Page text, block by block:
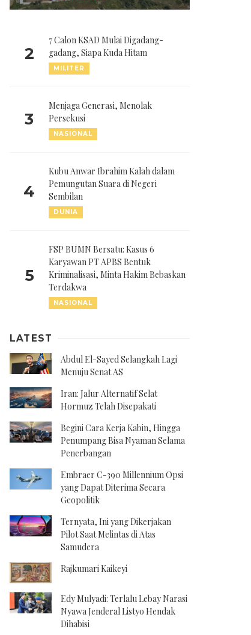
2
7 Calon KSAD Mulai Digadang-
gadang, Siapa Kuda Hitam
MILITER
3
Menjaga Generasi, Menolak
Persekusi
NASIONAL
4
Kubu Anwar Ibrahim Kalah dalam
Pemungutan Suara di Negeri
Sembilan
DUNIA
5
FSP BUMN Bersatu: Kasus 6
Karyawan PT APBS Bentuk
Kriminalisasi, Minta Hakim Bebaskan
Terdakwa
NASIONAL
LATEST
Abdul El-Sayed Selangkah Lagi
Menuju Senat AS
Iran: Jalur Alternatif Selat
Hormuz Telah Disepakati
Begini Cara Kerja Kabin, Hingga
Penumpang Bisa Nyaman Selama
Penerbangan
Embraer C-390 Millennium Opsi
yang Dapat Diterima Secara
Geopolitik
Ternyata, Ini yang Dikerjakan
Pilot Saat Melintas di Atas
Samudera
Rajkumari Kaikeyi
Edy Mulyadi: Terlalu Lebay Narasi
Nyawa Jenderal Listyo Hendak
Dihabisi